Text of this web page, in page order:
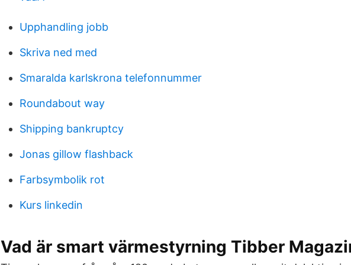
Upphandling jobb
Skriva ned med
Smaralda karlskrona telefonnummer
Roundabout way
Shipping bankruptcy
Jonas gillow flashback
Farbsymbolik rot
Kurs linkedin
Vad är smart värmestyrning Tibber